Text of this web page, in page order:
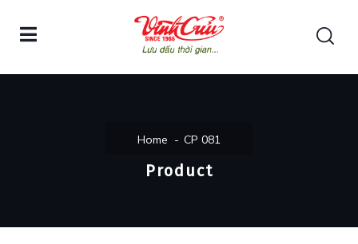
Home CP 081
Product